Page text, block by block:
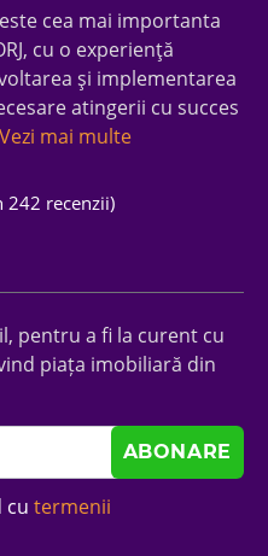
este cea mai importanta
cu o experienţă
şi implementarea
atingerii cu succes
Vezi mai multe
242 recenzii)
pentru a fi la curent cu
piața imobiliară din
cu termenii